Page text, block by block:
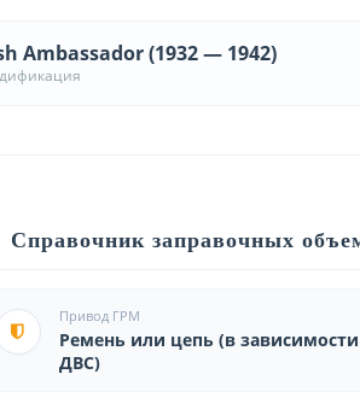
Ambassador (1932 — 1942)
Справочник заправочных
Привод ГРМ
Ремень или цепь (в
ДВС)